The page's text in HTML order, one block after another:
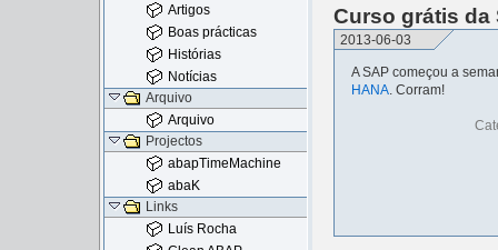
Curso grátis da
2013-06-03
A SAP começou a
HANA. Corram!
Artigos
Boas prácticas
Histórias
Notícias
Arquivo
Arquivo
Projectos
abapTimeMachine
abaK
Links
Luís Rocha